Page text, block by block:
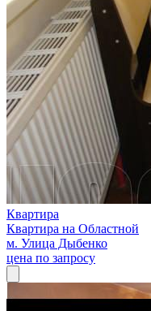
Квартира
Квартира на Областной
м. Улица Дыбенко
цена по запросу